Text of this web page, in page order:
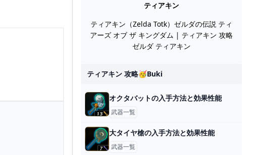
ティアキン
ティアキン（Zelda Totk）ゼルダの伝説 ティ
アーズ オブ ザ キングダム | ティアキン 攻略
ゼルダ ティアキン
ティアキン 攻略🥳buki
オクタバットの入手方法と効果性能
武器一覧
大タイヤ槍の入手方法と効果性能
武器一覧